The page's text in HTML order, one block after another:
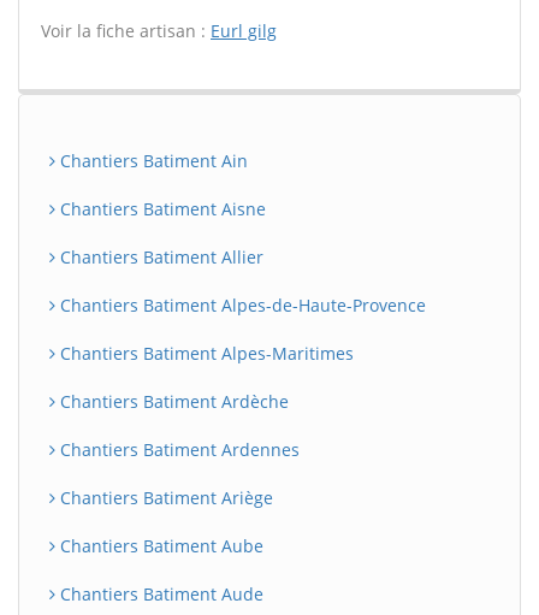
Voir la fiche artisan : Eurl gilg
Chantiers Batiment Ain
Chantiers Batiment Aisne
Chantiers Batiment Allier
Chantiers Batiment Alpes-de-Haute-Provence
Chantiers Batiment Alpes-Maritimes
Chantiers Batiment Ardèche
Chantiers Batiment Ardennes
Chantiers Batiment Ariège
Chantiers Batiment Aube
Chantiers Batiment Aude